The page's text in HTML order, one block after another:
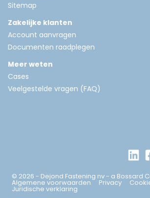
Sitemap
Zakelijke klanten
Account aanvragen
Documenten raadplegen
Meer weten
Cases
Veelgestelde vragen (FAQ)
© 2026 - Dejond Fastening nv - a Bossard
Algemene voorwaarden Privacy
Juridische verklaring